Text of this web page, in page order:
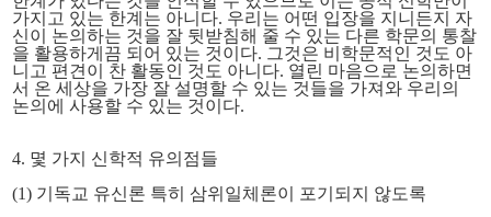
가지고 있는 한계는 아니다. 우리는 어떤 입장을 지니든지 자
신이 논의하는 것을 잘 뒷받침해 줄 수 있는 다른 학문의 통찰
을 활용하게끔 되어 있는 것이다. 그것은 비학문적인 것도 아
니고 편견이 찬 활동인 것도 아니다. 열린 마음으로 논의하면
서 온 세상을 가장 잘 설명할 수 있는 것들을 가져와 우리의
논의에 사용할 수 있는 것이다.
4. 몇 가지 신학적 유의점들
(1) 기독교 유신론 특히 삼위일체론이 포기되지 않도록